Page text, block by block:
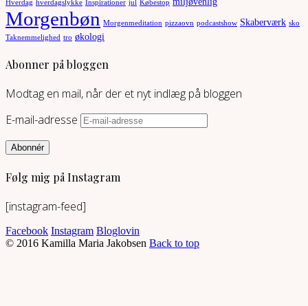
Hverdag hverdagslykke Inspirationer jul Købestop
Morgenbøn Morgenmeditation pizzaovn podcastshow Skaberværk sko
Taknemmelighed tro økologi
Abonner på bloggen
Modtag en mail, når der et nyt indlæg på bloggen
E-mail-adresse
Abonnér
Følg mig på Instagram
[instagram-feed]
Facebook Instagram Bloglovin
© 2016 Kamilla Maria Jakobsen Back to top